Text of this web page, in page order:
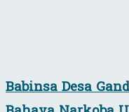
Babinsa Desa